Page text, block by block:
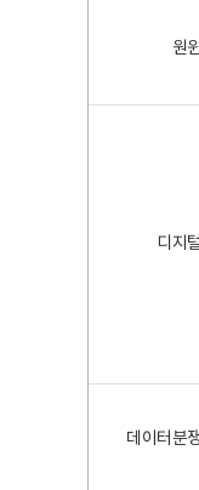
원
디지
데이터분